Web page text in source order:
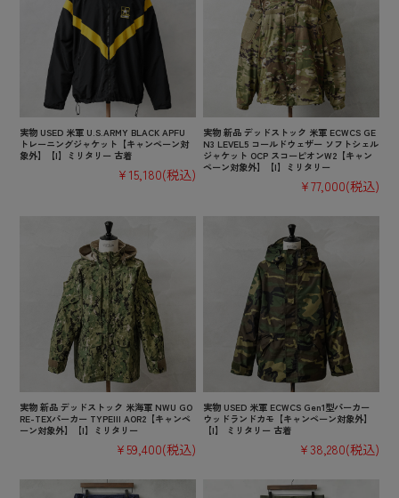
実物 USED 米軍 U.S.ARMY BLACK APFU
トレーニングジャケット【キャンペーン対
象外】【I】ミリタリー 古着
¥15,180(税込)
実物 新品 デッドストック 米軍 ECWCS GE
N3 LEVEL5 コールドウェザー ソフトシェル
ジャケット OCP スコーピオンW2【キャン
ペーン対象外】【I】ミリタリー
¥77,000(税込)
実物 新品 デッドストック 米海軍 NWU GO
RE-TEXパーカー TYPEIII AOR2【キャンペ
ーン対象外】【I】ミリタリー
¥59,400(税込)
実物 USED 米軍 ECWCS Gen1型パーカー
ウッドランドカモ【キャンペーン対象外】
【I】 ミリタリー 古着
¥38,280(税込)